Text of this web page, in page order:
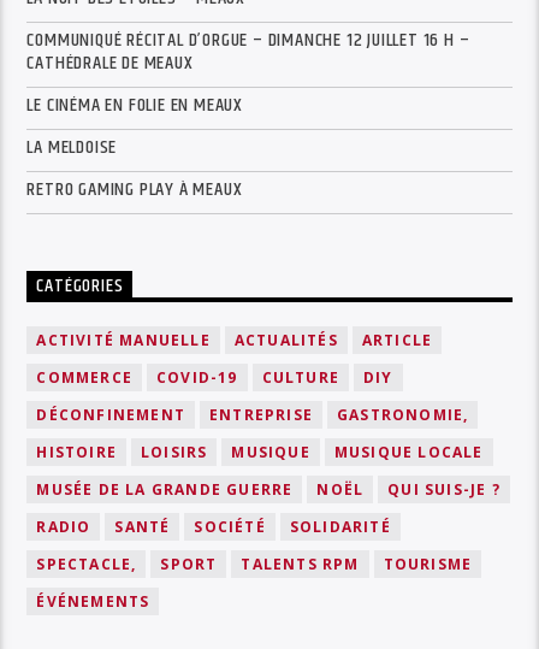
COMMUNIQUÉ RÉCITAL D’ORGUE – DIMANCHE 12 JUILLET 16 H –
CATHÉDRALE DE MEAUX
LE CINÉMA EN FOLIE EN MEAUX
LA MELDOISE
RETRO GAMING PLAY À MEAUX
CATÉGORIES
ACTIVITÉ MANUELLE ACTUALITÉS
ARTICLE
COMMERCE
COVID-19 CULTURE
DIY
DÉCONFINEMENT
ENTREPRISE
GASTRONOMIE,
HISTOIRE
LOISIRS MUSIQUE
MUSIQUE LOCALE
MUSÉE DE LA GRANDE GUERRE
NOËL
QUI SUIS-JE ?
RADIO
SANTÉ SOCIÉTÉ
SOLIDARITÉ
SPECTACLE,
SPORT TALENTS RPM
TOURISME
ÉVÉNEMENTS